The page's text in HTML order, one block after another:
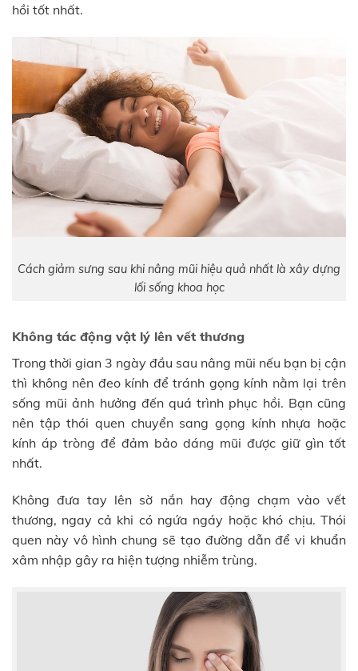
hồi tốt nhất.
Cách giảm sưng sau khi nâng mũi hiệu quả nhất là xây dựng
lối sống khoa học
Không tác động vật lý lên vết thương
Trong thời gian 3 ngày đầu sau nâng mũi nếu bạn bị cận
thì không nên đeo kính để tránh gọng kính nằm lại trên
sống mũi ảnh hưởng đến quá trình phục hồi. Bạn cũng
nên tập thói quen chuyển sang gọng kính nhựa hoặc
kính áp tròng để đảm bảo dáng mũi được giữ gìn tốt
nhất.
Không đưa tay lên sờ nắn hay động chạm vào vết
thương, ngay cả khi có ngứa ngáy hoặc khó chịu. Thói
quen này vô hình chung sẽ tạo đường dẫn để vi khuẩn
xâm nhập gây ra hiện tượng nhiễm trùng.